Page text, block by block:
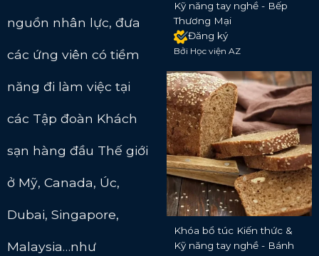
nguồn nhân lực, đưa
các ứng viên có tiềm
năng đi làm việc tại
các Tập đoàn Khách
sạn hàng đầu Thế giới
ở Mỹ, Canada, Úc,
Dubai, Singapore,
Malaysia…như
Kỹ năng tay nghề - Bếp
Thương Mại
Đăng ký
Bởi Học viện AZ
Khóa bổ túc Kiến thức &
Kỹ năng tay nghề - Bánh